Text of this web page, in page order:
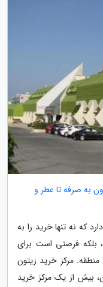
به صرفه تا عطر و
که نه تنها خرید را به
بلکه فرصتی است برای
مرکز خرید زیتون
بیش از یک مرکز خرید